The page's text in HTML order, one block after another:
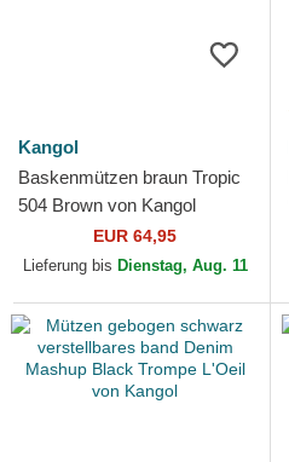
Kangol
Baskenmützen braun Tropic
504 Brown von Kangol
EUR 64,95
Lieferung bis Dienstag, Aug. 11